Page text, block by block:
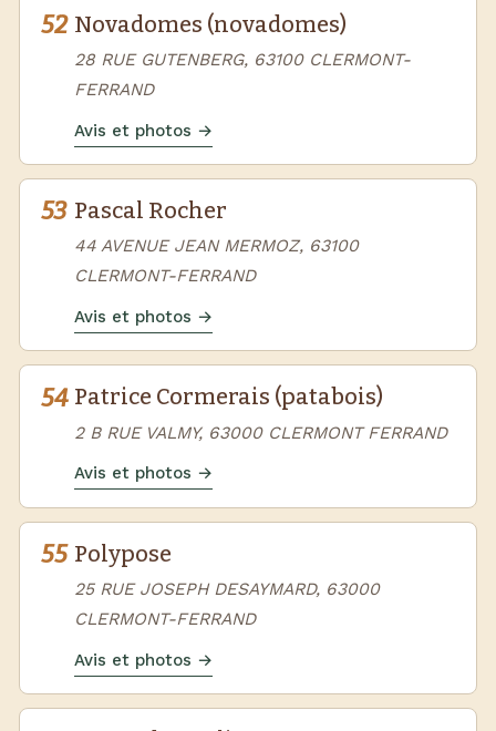
52 Novadomes (novadomes)
28 RUE GUTENBERG, 63100 CLERMONT-
FERRAND
Avis et photos →
53 Pascal Rocher
44 AVENUE JEAN MERMOZ, 63100
CLERMONT-FERRAND
Avis et photos →
54 Patrice Cormerais (patabois)
2 B RUE VALMY, 63000 CLERMONT FERRAND
Avis et photos →
55 Polypose
25 RUE JOSEPH DESAYMARD, 63000
CLERMONT-FERRAND
Avis et photos →